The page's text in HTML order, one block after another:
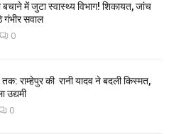
बचाने में जुटा स्वास्थ्य विभाग! शिकायत, जांच
सवाल
0
तक: राम्हेपुर की रानी यादव ने बदली किस्मत,
उद्यमी
0